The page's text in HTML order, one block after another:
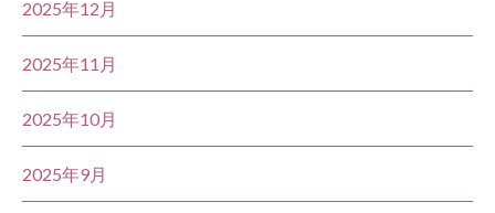
2025年12月
2025年11月
2025年10月
2025年9月